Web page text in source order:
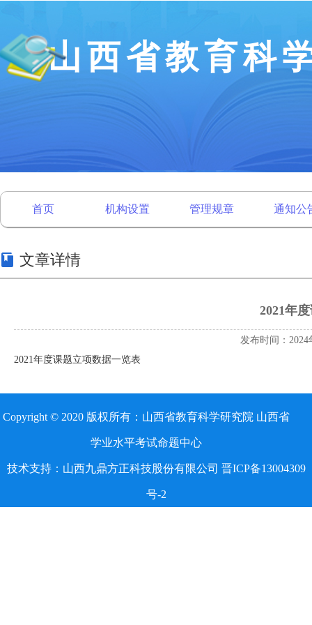
山西省教育科
首页 机构设置 管理规章 通知公
文章详情
2021年
发布时间：2024
2021年度课题立项数据一览表
Copyright © 2020 版权所有：山西省教育科学研究院 山西省
学业水平考试命题中心
技术支持：山西九鼎方正科技股份有限公司 晋ICP备13004309
号-2